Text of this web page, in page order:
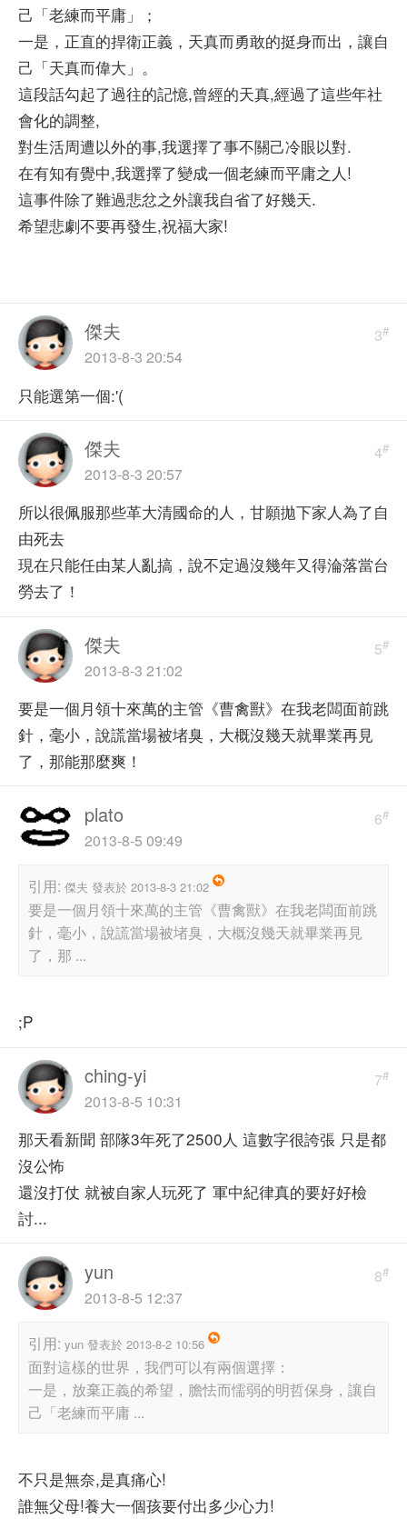
己「老練而平庸」；
一是，正直的捍衛正義，天真而勇敢的挺身而出，讓自
己「天真而偉大」。
這段話勾起了過往的記憶,曾經的天真,經過了這些年社
會化的調整,
對生活周遭以外的事,我選擇了事不關己冷眼以對.
在有知有覺中,我選擇了變成一個老練而平庸之人!
這事件除了難過悲忿之外讓我自省了好幾天.
希望悲劇不要再發生,祝福大家!
3#
傑夫
2013-8-3 20:54
只能選第一個:'(
4#
傑夫
2013-8-3 20:57
所以很佩服那些革大清國命的人，甘願拋下家人為了自
由死去
現在只能任由某人亂搞，說不定過沒幾年又得淪落當台
勞去了！
5#
傑夫
2013-8-3 21:02
要是一個月領十來萬的主管《曹禽獸》在我老闆面前跳
針，毫小，說謊當場被堵臭，大概沒幾天就畢業再見
了，那能那麼爽！
6#
plato
2013-8-5 09:49
引用: 傑夫 發表於 2013-8-3 21:02
要是一個月領十來萬的主管《曹禽獸》在我老闆面前跳
針，毫小，說謊當場被堵臭，大概沒幾天就畢業再見
了，那 ...
;P
7#
ching-yi
2013-8-5 10:31
那天看新聞 部隊3年死了2500人 這數字很誇張 只是都
沒公怖
還沒打仗 就被自家人玩死了 軍中紀律真的要好好檢
討...
8#
yun
2013-8-5 12:37
引用: yun 發表於 2013-8-2 10:56
面對這樣的世界，我們可以有兩個選擇：
一是，放棄正義的希望，膽怯而懦弱的明哲保身，讓自
己「老練而平庸 ...
不只是無奈,是真痛心!
誰無父母!養大一個孩要付出多少心力!